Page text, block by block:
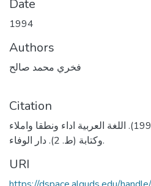
Date
1994
Authors
فخري محمد صالح
Citation
صالح، فخري محمد. (1994). اللغة العربية اداء ونطقا واملاء
وكتابة (ط. 2). دار الوفاء.
URI